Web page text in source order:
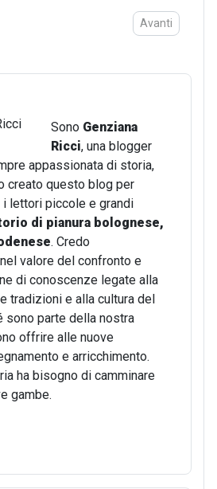
Il Museo della Cattedrale di Ferrara:
Articolo
Avanti
Sono Genziana
Ricci, una blogger
appassionata di storia,
creato questo blog per
lettori piccole e grandi
di pianura bolognese,
. Credo
valore del confronto e
di conoscenze legate alla
tradizioni e alla cultura del
sono parte della nostra
offrire alle nuove
e arricchimento.
ha bisogno di camminare
gambe.